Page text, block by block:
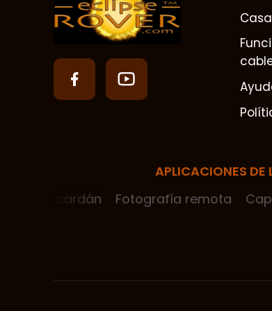
Casa
APLICACIONES DE
por cardán
Fotografía remota